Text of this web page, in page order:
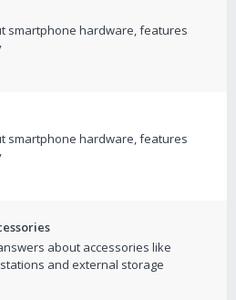
smartphone hardware, features
smartphone hardware, features
about accessories like
and external storage